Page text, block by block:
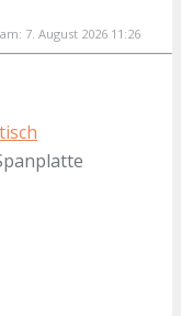
7. August 2026 11:26